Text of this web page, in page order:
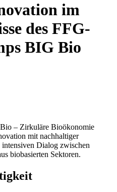
im
des FFG-
BIG Bio
– Zirkuläre Bioökonomie
mit nachhaltiger
Dialog zwischen
biobasierten Sektoren.